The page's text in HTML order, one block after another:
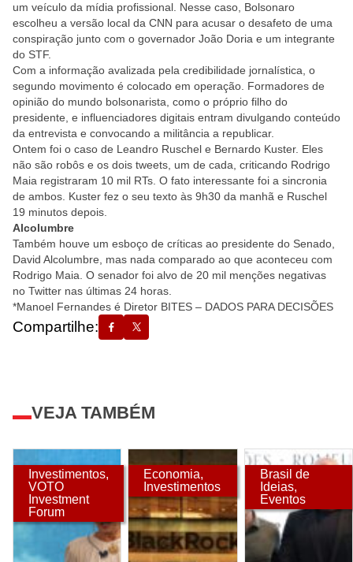
um veículo da mídia profissional. Nesse caso, Bolsonaro
escolheu a versão local da CNN para acusar o desafeto de uma
conspiração junto com o governador João Doria e um integrante
do STF.
Com a informação avalizada pela credibilidade jornalística, o
segundo movimento é colocado em operação. Formadores de
opinião do mundo bolsonarista, como o próprio filho do
presidente, e influenciadores digitais entram divulgando conteúdo
da entrevista e convocando a militância a republicar.
Ontem foi o caso de Leandro Ruschel e Bernardo Kuster. Eles
não são robôs e os dois tweets, um de cada, criticando Rodrigo
Maia registraram 10 mil RTs. O fato interessante foi a sincronia
de ambos. Kuster fez o seu texto às 9h30 da manhã e Ruschel
19 minutos depois.
Alcolumbre
Também houve um esboço de críticas ao presidente do Senado,
David Alcolumbre, mas nada comparado ao que aconteceu com
Rodrigo Maia. O senador foi alvo de 20 mil menções negativas
no Twitter nas últimas 24 horas.
*Manoel Fernandes é Diretor BITES – DADOS PARA DECISÕES
Compartilhe:
VEJA TAMBÉM
Investimentos,
VOTO
Investment
Forum
Economia,
Investimentos
Brasil de
Ideias,
Eventos